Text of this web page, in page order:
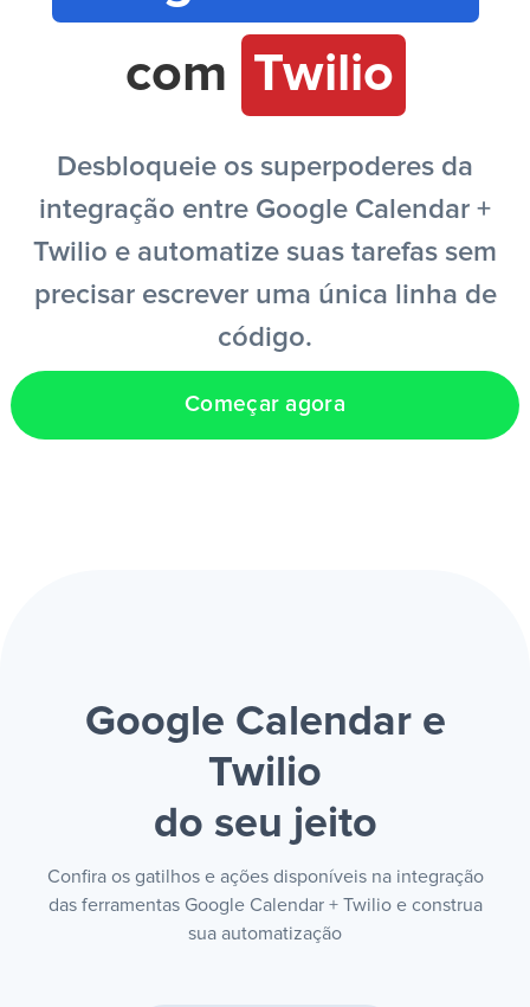
PT
com Twilio
Desbloqueie os superpoderes da
integração entre Google Calendar +
Twilio e automatize suas tarefas sem
precisar escrever uma única linha de
código.
Começar agora
Google Calendar e
Twilio
do seu jeito
Confira os gatilhos e ações disponíveis na integração
das ferramentas Google Calendar + Twilio e construa
sua automatização